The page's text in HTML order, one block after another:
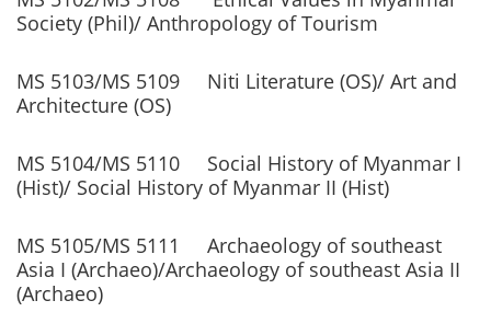
Society (Phil)/ Anthropology of Tourism
MS 5103/MS 5109 Niti Literature (OS)/ Art and
Architecture (OS)
MS 5104/MS 5110 Social History of Myanmar I
(Hist)/ Social History of Myanmar II (Hist)
MS 5105/MS 5111 Archaeology of southeast
Asia I (Archaeo)/Archaeology of southeast Asia II
(Archaeo)